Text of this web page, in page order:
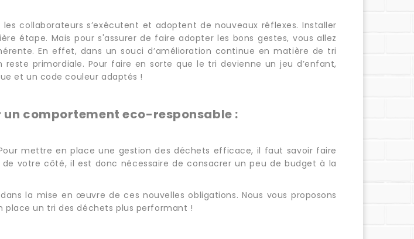
collaborateurs s’exécutent et adoptent de nouveaux réflexes. Installer
étape. Mais pour s'assurer de faire adopter les bons gestes, vous allez
En effet, dans un souci d’amélioration continue en matière de tri
primordiale. Pour faire en sorte que le tri devienne un jeu d’enfant,
et un code couleur adaptés !
comportement eco-responsable :
mettre en place une gestion des déchets efficace, il faut savoir faire
votre côté, il est donc nécessaire de consacrer un peu de budget à la
la mise en œuvre de ces nouvelles obligations. Nous vous proposons
place un tri des déchets plus performant !